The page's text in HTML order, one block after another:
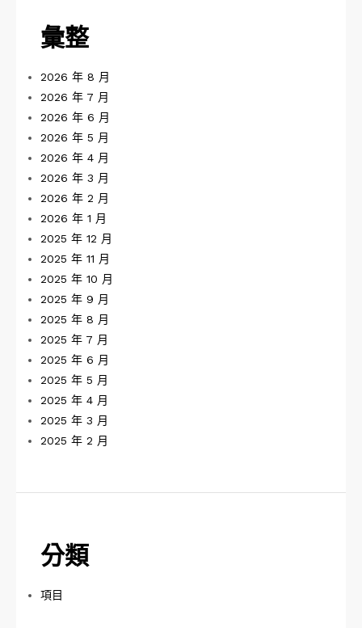
彙整
2026 年 8 月
2026 年 7 月
2026 年 6 月
2026 年 5 月
2026 年 4 月
2026 年 3 月
2026 年 2 月
2026 年 1 月
2025 年 12 月
2025 年 11 月
2025 年 10 月
2025 年 9 月
2025 年 8 月
2025 年 7 月
2025 年 6 月
2025 年 5 月
2025 年 4 月
2025 年 3 月
2025 年 2 月
分類
項目